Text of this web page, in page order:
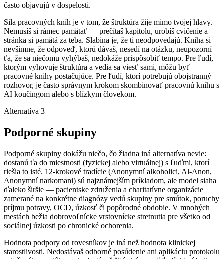
často objavujú v dospelosti.
Sila pracovných kníh je v tom, že štruktúra žije mimo tvojej hlavy.
Nemusíš si rámec pamätať — prečítaš kapitolu, urobíš cvičenie a
stránka si pamätá za teba. Slabina je, že ti neodpovedajú. Kniha si
nevšimne, že odpoveď, ktorú dávaš, nesedí na otázku, neupozorní
ťa, že sa niečomu vyhýbaš, nedokáže prispôsobiť tempo. Pre ľudí,
ktorým vyhovuje štruktúra a vedia sa viesť sami, môžu byť
pracovné knihy postačujúce. Pre ľudí, ktorí potrebujú obojstranný
rozhovor, je často správnym krokom skombinovať pracovnú knihu s
AI koučingom alebo s blízkym človekom.
Alternatíva 3
Podporné skupiny
Podporné skupiny dokážu niečo, čo žiadna iná alternatíva nevie:
dostanú ťa do miestnosti (fyzickej alebo virtuálnej) s ľuďmi, ktorí
riešia to isté. 12-krokové tradície (Anonymní alkoholici, Al-Anon,
Anonymní narkomani) sú najznámejším príkladom, ale model siaha
ďaleko širšie — pacientske združenia a charitatívne organizácie
zamerané na konkrétne diagnózy vedú skupiny pre smútok, poruchy
príjmu potravy, OCD, úzkosť či popôrodné obdobie. V mnohých
mestách bežia dobrovoľnícke vrstovnícke stretnutia pre všetko od
sociálnej úzkosti po chronické ochorenia.
Hodnota podpory od rovesníkov je iná než hodnota klinickej
starostlivosti. Nedostávaš odborné posúdenie ani aplikáciu protokolu